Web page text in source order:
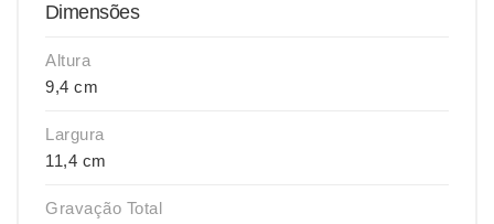
Dimensões
Altura
9,4 cm
Largura
11,4 cm
Gravação Total